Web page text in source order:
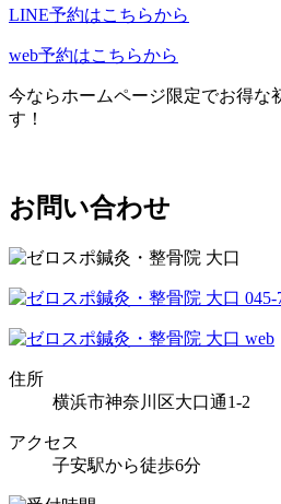
LINE予約はこちらから
web予約はこちらから
今ならホームページ限定でお得な
す！
お問い合わせ
住所
横浜市神奈川区大口通1-2
アクセス
子安駅から徒歩6分